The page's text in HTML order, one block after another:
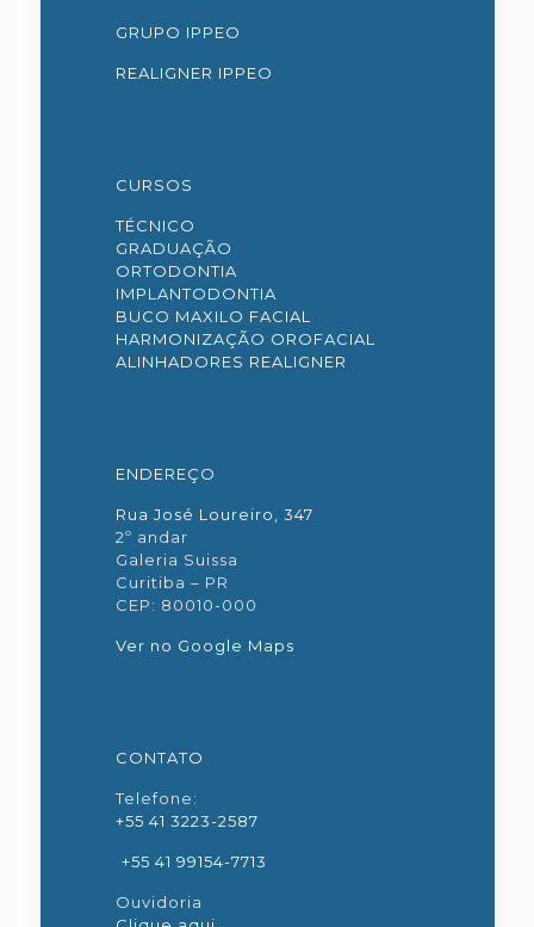
GRUPO IPPEO
REALIGNER IPPEO
CURSOS
TÉCNICO
GRADUAÇÃO
ORTODONTIA
IMPLANTODONTIA
BUCO MAXILO FACIAL
HARMONIZAÇÃO OROFACIAL
ALINHADORES REALIGNER
ENDEREÇO
Rua José Loureiro, 347
2º andar
Galeria Suissa
Curitiba – PR
CEP: 80010-000
Ver no Google Maps
CONTATO
Telefone:
+55 41 3223-2587
+55 41 99154-7713
Ouvidoria